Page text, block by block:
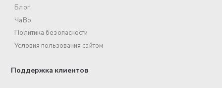
Блог
ЧаВо
Политика безопасности
Условия пользования сайтом
Поддержка клиентов